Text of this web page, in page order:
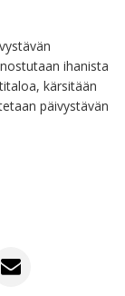
ihanista
kärsitään
päivystävän